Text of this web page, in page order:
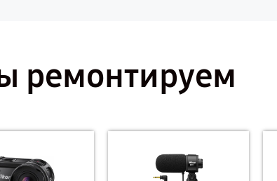
ремонтируем